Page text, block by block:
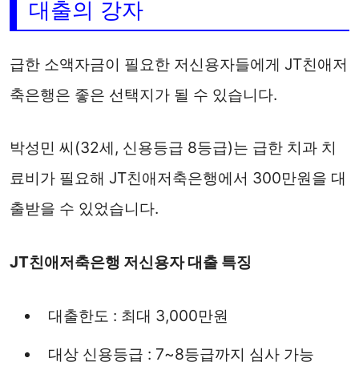
대출의 강자
급한 소액자금이 필요한 저신용자들에게 JT친애저
축은행은 좋은 선택지가 될 수 있습니다.
박성민 씨(32세, 신용등급 8등급)는 급한 치과 치
료비가 필요해 JT친애저축은행에서 300만원을 대
출받을 수 있었습니다.
JT친애저축은행 저신용자 대출 특징
대출한도 : 최대 3,000만원
대상 신용등급 : 7~8등급까지 심사 가능